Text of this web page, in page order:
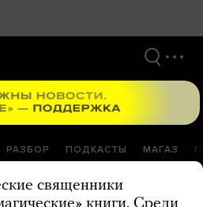
РАЗБОР ПОДКАСТЫ МАГАЗ
священники
книги. Среди